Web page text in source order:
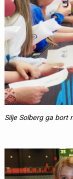
Silje Solberg ga bort